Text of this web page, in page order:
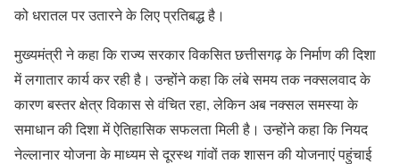
को धरातल पर उतारने के लिए प्रतिबद्ध है।
मुख्यमंत्री ने कहा कि राज्य सरकार विकसित छत्तीसगढ़ के निर्माण की दिशा
में लगातार कार्य कर रही है। उन्होंने कहा कि लंबे समय तक नक्सलवाद के
कारण बस्तर क्षेत्र विकास से वंचित रहा, लेकिन अब नक्सल समस्या के
समाधान की दिशा में ऐतिहासिक सफलता मिली है। उन्होंने कहा कि नियद
नेल्लानार योजना के माध्यम से दूरस्थ गांवों तक शासन की योजनाएं पहुंचाई